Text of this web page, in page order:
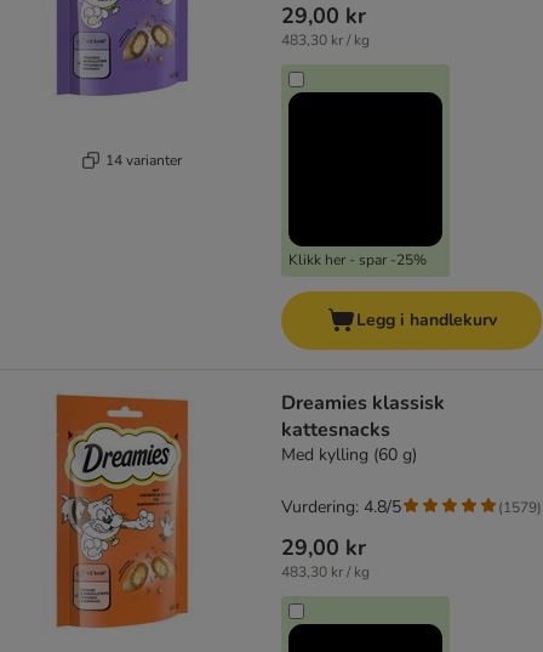
14 varianter
29,00 kr
483,30 kr / kg
Klikk her - spar -25%
Legg i handlekurv
Dreamies klassisk
kattesnacks
Med kylling (60 g)
29,00 kr
483,30 kr / kg
Vurdering: 4.8/5 (1579)